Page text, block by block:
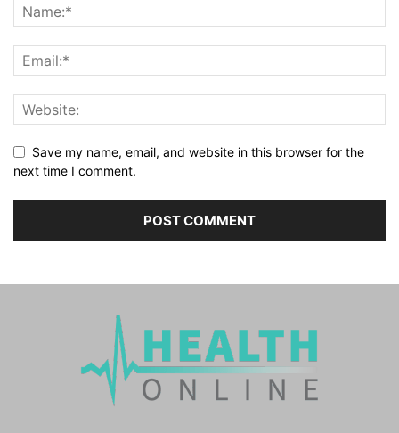
Save my name, email, and website in this browser for the
next time I comment.